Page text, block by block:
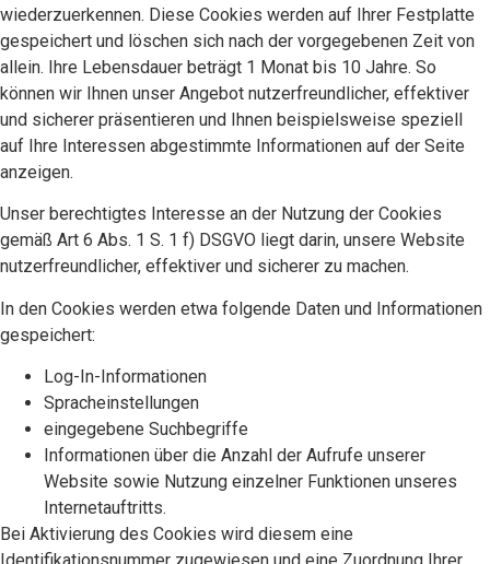
wiederzuerkennen. Diese Cookies werden auf Ihrer Festplatte
gespeichert und löschen sich nach der vorgegebenen Zeit von
allein. Ihre Lebensdauer beträgt 1 Monat bis 10 Jahre. So
können wir Ihnen unser Angebot nutzerfreundlicher, effektiver
und sicherer präsentieren und Ihnen beispielsweise speziell
auf Ihre Interessen abgestimmte Informationen auf der Seite
anzeigen.
Unser berechtigtes Interesse an der Nutzung der Cookies
gemäß Art 6 Abs. 1 S. 1 f) DSGVO liegt darin, unsere Website
nutzerfreundlicher, effektiver und sicherer zu machen.
In den Cookies werden etwa folgende Daten und Informationen
gespeichert:
Log-In-Informationen
Spracheinstellungen
eingegebene Suchbegriffe
Informationen über die Anzahl der Aufrufe unserer
Website sowie Nutzung einzelner Funktionen unseres
Internetauftritts.
Bei Aktivierung des Cookies wird diesem eine